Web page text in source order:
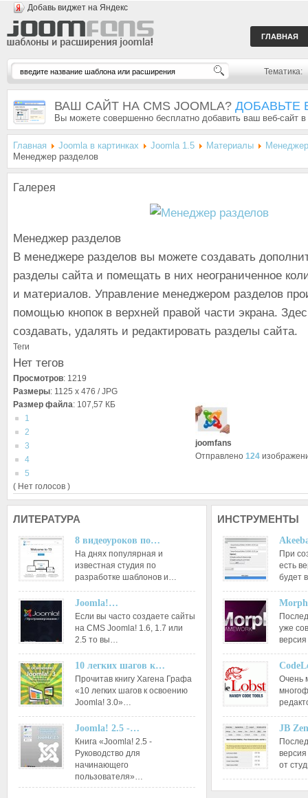
Добавь виджет на Яндекс
ГЛАВНАЯ
Тематика:
ВАШ САЙТ НА CMS JOOMLA? ДОБАВЬТЕ
Вы можете совершенно бесплатно добавить ваш веб-сайт
Главная Joomla в картинках Joomla 1.5 Материалы
Менеджер разделов
Галерея
Менеджер разделов
В менеджере разделов вы можете создавать
разделы сайта и помещать в них неограниченное
и материалов. Управление менеджером разделов
помощью кнопок в верхней правой части экрана.
создавать, удалять и редактировать разделы сайта.
Теги
Нет тегов
Просмотров: 1219
Размеры: 1125 x 476 / JPG
Размер файла: 107,57 КБ
1
2
3
4
5
( Нет голосов )
joomfans
Отправлено 124
ЛИТЕРАТУРА
8 видеоуроков по…
На днях популярная и
известная студия по
разработке шаблонов и…
Joomla!…
Если вы часто создаете сайты
на CMS Joomla! 1.6, 1.7 или
2.5 то вы…
10 легких шагов к…
Прочитав книгу Хагена Графа
«10 легких шагов к освоению
Joomla! 3.0»…
Joomla! 2.5 -…
Книга «Joomla! 2.5 -
Руководство для
начинающего
пользователя»…
ИНСТРУМЕНТЫ
При
есть
будет
уже
Очень
JB
от